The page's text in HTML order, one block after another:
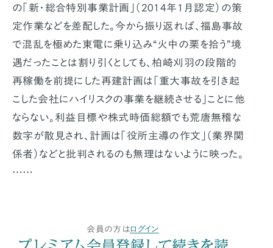
の「新・総合特別事業計画」（2014年1月認定）の策
定作業などを差配した。今から振り返れば、福島事故
で混乱を極めた東電に乗り込み“火中の栗を拾う”境
遇だったことは割り引くとしても、柏崎刈羽の段階的
再稼働を前提にした再建計画は「重大事故を引き起
こした会社にハイリスクの事業を継続させる」ことに他
ならない。利益目標や株式時価総額でも荒唐無稽な
数字が散見され、計画は「役所主導の作文」（業界関
係者）などと批判されるのも無理はないように映った。
……
会員の方はログイン